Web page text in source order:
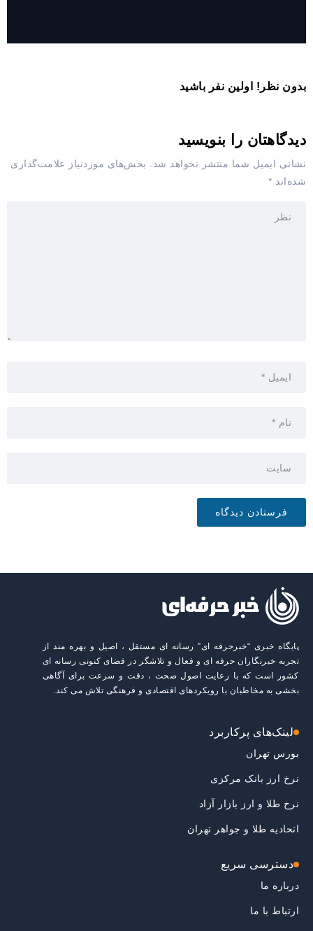
بدون نظر! اولین نفر باشید
دیدگاهتان را بنویسید
نشانی ایمیل شما منتشر نخواهد شد. بخش‌های موردنیاز علامت‌گذاری
شده‌اند *
پایگاه خبری “خبرحرفه ای” رسانه ای مستقل ، اصیل و بهره مند از
تجربه خبرنگاران حرفه ای و فعال و تلاشگر در فضای کنونی رسانه ای
کشور است که با رعایت اصول صحت ، دقت و سرعت برای آگاهی
بخشی به مخاطبان با رویکردهای اقتصادی و فرهنگی تلاش می کند.
لینک‌های پرکاربرد
بورس تهران
نرخ ارز بانک مرکزی
نرخ طلا و ارز بازار آزاد
اتحادیه طلا و جواهر تهران
دسترسی سریع
درباره ما
ارتباط با ما